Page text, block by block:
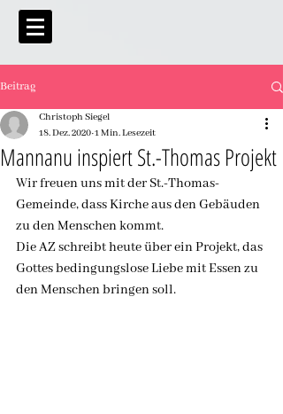
Beitrag
Mannanu inspiert St.-Thomas Projekt
Christoph Siegel
18. Dez. 2020 1 Min. Lesezeit
Wir freuen uns mit der St.-Thomas-
Gemeinde, dass Kirche aus den Gebäuden
zu den Menschen kommt.
Die AZ schreibt heute über ein Projekt, das
Gottes bedingungslose Liebe mit Essen zu
den Menschen bringen soll.